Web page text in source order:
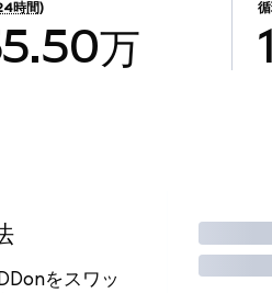
時間)
万
をスワッ
取引